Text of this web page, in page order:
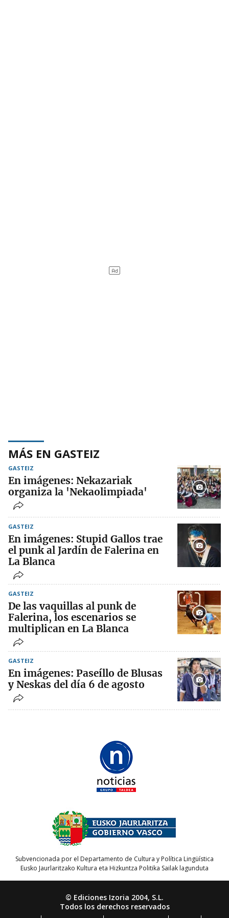
MÁS EN GASTEIZ
GASTEIZ
En imágenes: Nekazariak
organiza la 'Nekaolimpiada'
GASTEIZ
En imágenes: Stupid Gallos trae
el punk al Jardín de Falerina en
La Blanca
GASTEIZ
De las vaquillas al punk de
Falerina, los escenarios se
multiplican en La Blanca
GASTEIZ
En imágenes: Paseíllo de Blusas
y Neskas del día 6 de agosto
Subvencionada por el Departamento de Cultura y Política Lingüística
Eusko Jaurlaritzako Kultura eta Hizkuntza Politika Sailak lagunduta
© Ediciones Izoria 2004, S.L.
Todos los derechos reservados